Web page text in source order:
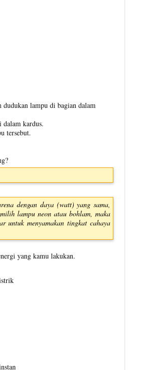
dudukan lampu di bagian dalam
dalam kardus.
tersebut.
dengan daya (watt) yang sama,
lampu neon atau bohlam, maka
untuk menyamakan tingkat cahaya
yang kamu lakukan.